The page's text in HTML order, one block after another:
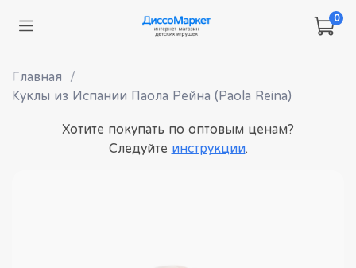
0
Главная
Куклы из Испании Паола Рейна (Paola Reina)
Хотите покупать по оптовым ценам?
Следуйте инструкции.